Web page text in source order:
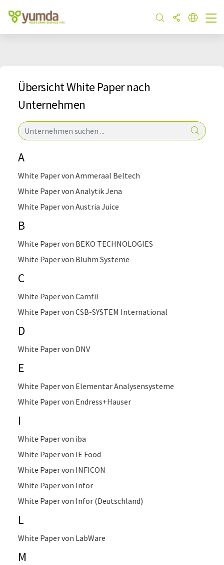
Übersicht White Paper nach
Unternehmen
A
White Paper von Ammeraal Beltech
White Paper von Analytik Jena
White Paper von Austria Juice
B
White Paper von BEKO TECHNOLOGIES
White Paper von Bluhm Systeme
C
White Paper von Camfil
White Paper von CSB-SYSTEM International
D
White Paper von DNV
E
White Paper von Elementar Analysensysteme
White Paper von Endress+Hauser
I
White Paper von iba
White Paper von IE Food
White Paper von INFICON
White Paper von Infor
White Paper von Infor (Deutschland)
L
White Paper von LabWare
M